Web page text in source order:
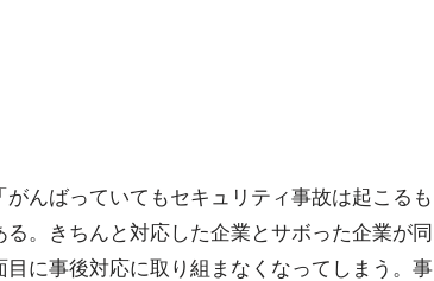
んばっていてもセキュリティ事故は起こるも
。きちんと対応した企業とサボった企業が同
に事後対応に取り組まなくなってしまう。事